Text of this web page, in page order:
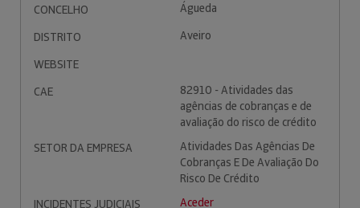
CONCELHO
Águeda
DISTRITO
Aveiro
WEBSITE
CAE
82910 - Atividades das
agências de cobranças e de
avaliação do risco de crédito
SETOR DA EMPRESA
Atividades Das Agências De
Cobranças E De Avaliação Do
Risco De Crédito
INCIDENTES JUDICIAIS
Aceder